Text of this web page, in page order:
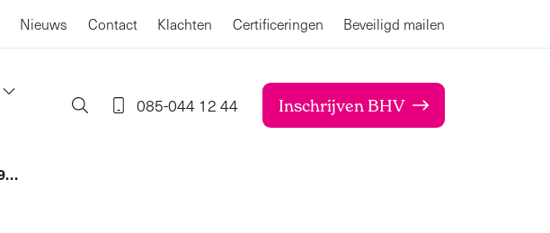
Nieuws Contact Klachten Certificeringen Beveiligd mailen
085-044 12 44 Inschrijven BHV